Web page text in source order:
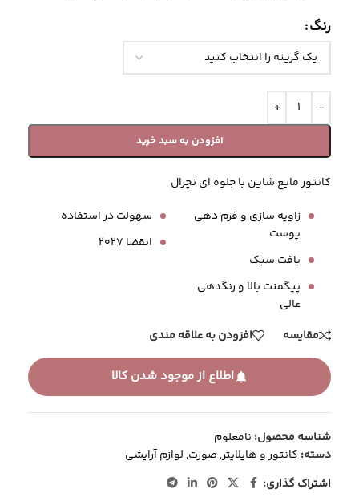
رنگ
افزودن به سبد خرید
کانتور مایع شاین با جلوه ای نچرال
زاویه سازی و فرم دهی
پوست
بافت سبک
پیگمنت بالا و رنگدهی
عالی
سهولت در استفاده
انقضا 2027
مقایسه افزودن به علاقه مندی
اطلاع از موجود شدن کالا
شناسه محصول: نامعلوم
دسته: کانتور و هایلایتر,صورت,لوازم آرایشی
اشتراک گذاری: